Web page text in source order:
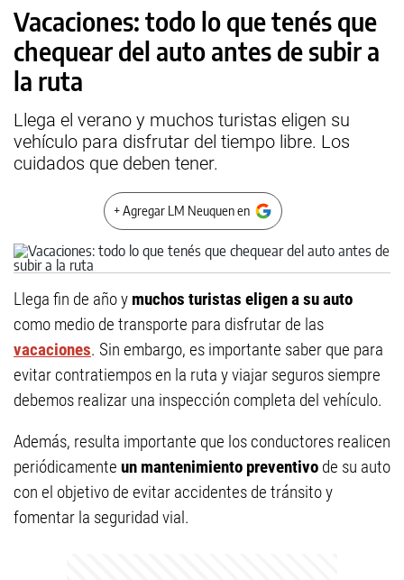
Vacaciones: todo lo que tenés que
chequear del auto antes de subir a
la ruta
Llega el verano y muchos turistas eligen su
vehículo para disfrutar del tiempo libre. Los
cuidados que deben tener.
+ Agregar LM Neuquen en
Llega fin de año y muchos turistas eligen a su auto
como medio de transporte para disfrutar de las
vacaciones. Sin embargo, es importante saber que para
evitar contratiempos en la ruta y viajar seguros siempre
debemos realizar una inspección completa del vehículo.
Además, resulta importante que los conductores realicen
periódicamente un mantenimiento preventivo de su auto
con el objetivo de evitar accidentes de tránsito y
fomentar la seguridad vial.